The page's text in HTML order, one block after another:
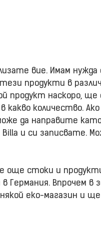
вие. Имам
продукти в
продукт наскоро, ще
какво количество.
да направите
Billa и си записвате.
още стоки и
Германия. Впрочем в
еко-магазин и